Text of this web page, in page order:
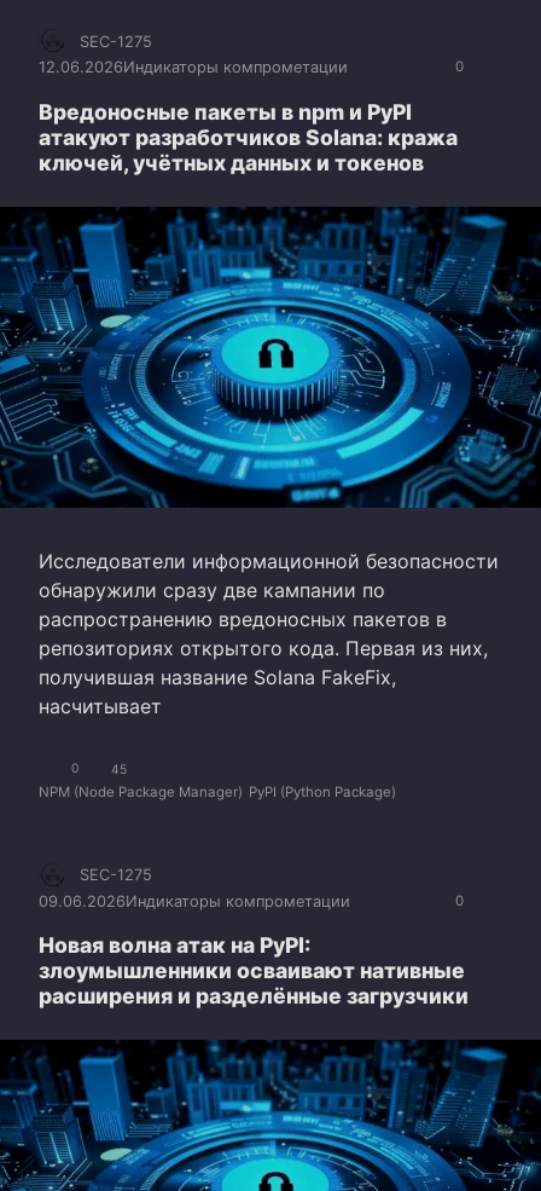
0
SEC-1275
12.06.2026Индикаторы компрометации
Вредоносные пакеты в npm и PyPI
атакуют разработчиков Solana: кража
ключей, учётных данных и токенов
Исследователи информационной безопасности
обнаружили сразу две кампании по
распространению вредоносных пакетов в
репозиториях открытого кода. Первая из них,
получившая название Solana FakeFix,
насчитывает
0 45
NPM (Node Package Manager) PyPI (Python Package)
0
SEC-1275
09.06.2026Индикаторы компрометации
Новая волна атак на PyPI:
злоумышленники осваивают нативные
расширения и разделённые загрузчики